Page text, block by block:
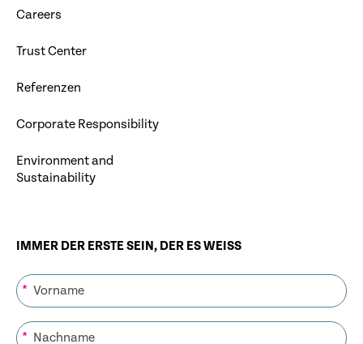
Careers
Trust Center
Referenzen
Corporate Responsibility
Environment and
Sustainability
IMMER DER ERSTE SEIN, DER ES WEISS
*
*